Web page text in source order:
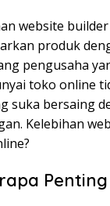
website
produk
pengusaha
toko online
suka bersaing
Kelebihan